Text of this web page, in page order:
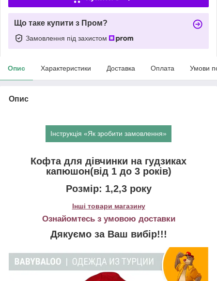
Що таке купити з Пром?
Замовлення під захистом
Опис Характеристики Доставка Оплата Умови
Опис
Інструкція «Як зробити замовлення»
Кофта для дівчинки на гудзиках
капюшон(від 1 до 3 років)
Розмір: 1,2,3 року
Інші товари магазину
Ознайомтесь з умовою доставки
Дякуємо за Ваш вибір!!!